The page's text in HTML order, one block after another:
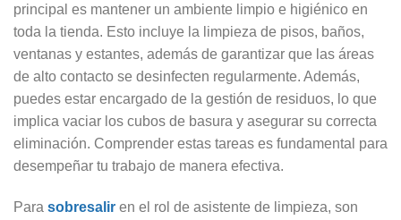
principal es mantener un ambiente limpio e higiénico en
toda la tienda. Esto incluye la limpieza de pisos, baños,
ventanas y estantes, además de garantizar que las áreas
de alto contacto se desinfecten regularmente. Además,
puedes estar encargado de la gestión de residuos, lo que
implica vaciar los cubos de basura y asegurar su correcta
eliminación. Comprender estas tareas es fundamental para
desempeñar tu trabajo de manera efectiva.
Para sobresalir en el rol de asistente de limpieza, son